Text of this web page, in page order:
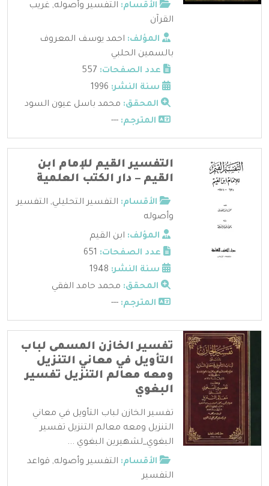
الأقسام: التفسير وأصوله, غريب
القرآن
المؤلف: احمد يوسف المعروف
بالسمين الحلبي
عدد الصفحات:
سنة النشر:
المحقق: محمد باسل عيون السود
المترجم: ---
التفسير القيم للإمام ابن
القيم – دار الكتب العلمية
الأقسام: التفسير التحليلي, التفسير
وأصوله
المؤلف: ابن القيم
عدد الصفحات:
سنة النشر:
المحقق: محمد حامد الفقي
المترجم: ---
تفسير الخازن المسمى لباب
التأويل في معاني التنزيل
ومعه معالم التنزيل تفسير
البغوي
تفسير الخازن لباب التأويل في معاني
التنزيل ومعه معالم التنزيل تفسير
البغوي_لشهيرين البغوي ...
الأقسام: التفسير وأصوله, قواعد
التفسير